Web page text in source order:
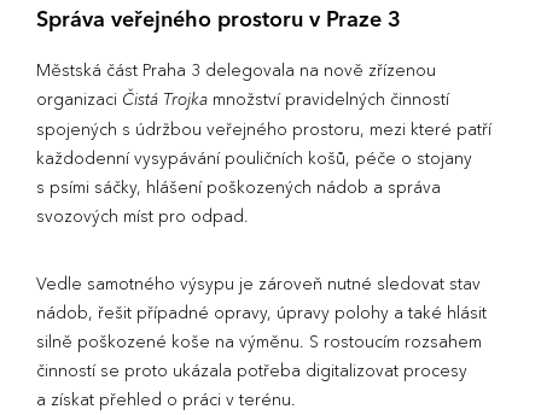
Správa veřejného prostoru v Praze 3
Městská část Praha 3 delegovala na nově zřízenou
organizaci Čistá Trojka množství pravidelných činností
spojených s údržbou veřejného prostoru, mezi které patří
každodenní vysypávání pouličních košů, péče o stojany
s psími sáčky, hlášení poškozených nádob a správa
svozových míst pro odpad.
Vedle samotného výsypu je zároveň nutné sledovat stav
nádob, řešit případné opravy, úpravy polohy a také hlásit
silně poškozené koše na výměnu. S rostoucím rozsahem
činností se proto ukázala potřeba digitalizovat procesy
a získat přehled o práci v terénu.